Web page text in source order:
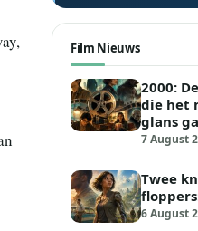
Film Nieuws
2000:
die het
glans
7 August
Twee
6 August